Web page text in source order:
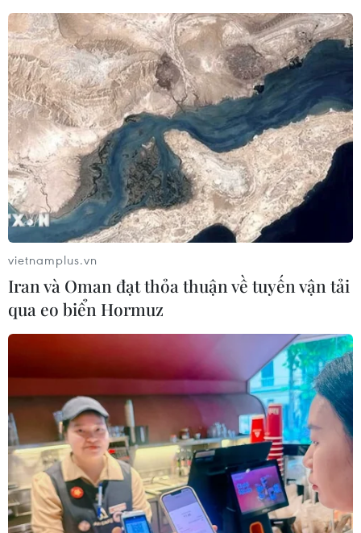
vietnamplus.vn
Iran và Oman đạt thỏa thuận về tuyến vận tải
qua eo biển Hormuz